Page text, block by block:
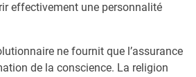
effectivement une personnalité
ne fournit que l’assurance
de la conscience. La religion